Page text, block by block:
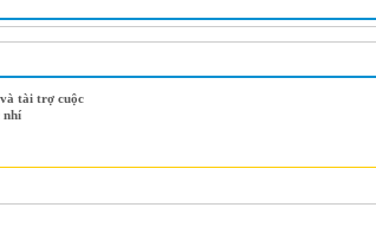
tài trợ cuộc
nhí